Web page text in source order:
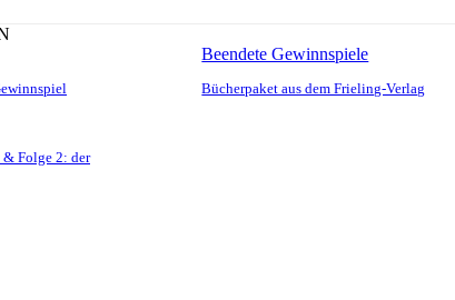
Beendete Gewinnspiele
Bücherpaket aus dem Frieling-Verlag
Folge 2: der